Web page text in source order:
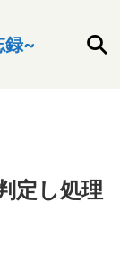
~
定し処理